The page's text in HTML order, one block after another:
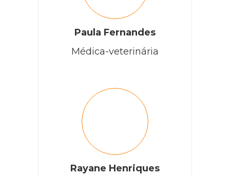
Paula Fernandes
Médica-veterinária
Rayane Henriques